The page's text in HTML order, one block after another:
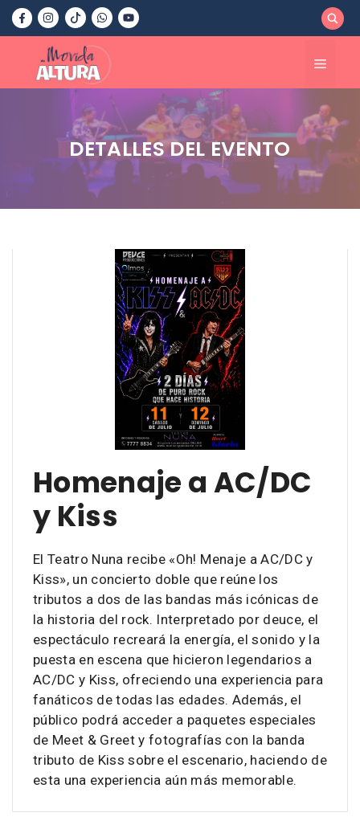
Saltar
contenido
Menú
DETALLES DEL EVENTO
Homenaje a AC/DC
y Kiss
El Teatro Nuna recibe «Oh! Menaje a AC/DC y
Kiss», un concierto doble que reúne los
tributos a dos de las bandas más icónicas de
la historia del rock. Interpretado por deuce, el
espectáculo recreará la energía, el sonido y la
puesta en escena que hicieron legendarios a
AC/DC y Kiss, ofreciendo una experiencia para
fanáticos de todas las edades. Además, el
público podrá acceder a paquetes especiales
de Meet & Greet y fotografías con la banda
tributo de Kiss sobre el escenario, haciendo de
esta una experiencia aún más memorable.